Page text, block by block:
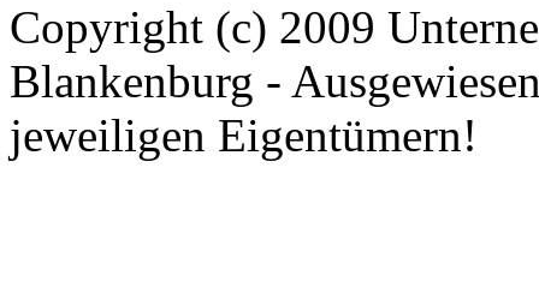
Copyright (c) 2009
Blankenburg -
jeweiligen Eigentümern!